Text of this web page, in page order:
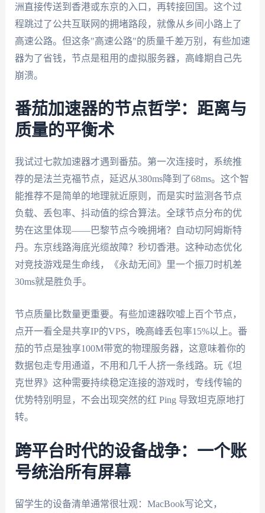
洲直接传送到香港或东京的入口，再转接回国。这个过
程跳过了公共互联网的拥堵路段，就像从乡间小路上了
高速公路。但这条"高速公路"的质量千差万别，有些加速
器为了省钱，节点是租用的虚拟服务器，高峰期自己先
崩溃。
番茄加速器的节点哲学：距离与
质量的平衡术
我试过七款加速器才遇到番茄。第一次连接时，系统推
荐的是法兰克福节点，延迟从380ms降到了68ms。这个智
能推荐不是简单的地理就近原则，而是实时监测各节点
负载、丢包率、抖动值的综合算法。全球节点分布的优
势在这里体现——巴黎节点今晚拥堵？自动切阿姆斯特
丹。东京线路海底光缆故障？秒切香港。这种动态优化
对竞技游戏是生命线，《永劫无间》里一个振刀时机差
30ms就是胜负手。
节点质量比数量更重要。有些加速器吹嘘上百个节点，
点开一看全是共享IP的VPS，晚高峰丢包率15%以上。番
茄的节点是独享100M带宽的物理服务器，这意味着你的
数据包走专用通道，不用和几千人挤一条线路。玩《坦
克世界》这种需要持续稳定连接的游戏时，专线传输的
优势特别明显，不会出现突然的红 Ping 导致坦克原地打
转。
跨平台时代的设备战争：一个账
号统治所有屏幕
留学生的设备清单通常很壮观：MacBook写论文，